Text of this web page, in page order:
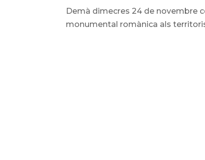
Demà dimecres 24 de novembre
monumental romànica als